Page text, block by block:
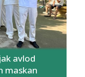
avlod
maskan